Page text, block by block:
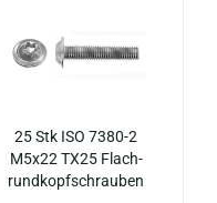
25 Stk ISO 7380-​2
M5x22 TX25 Flach­
rund­kopf­schrau­ben